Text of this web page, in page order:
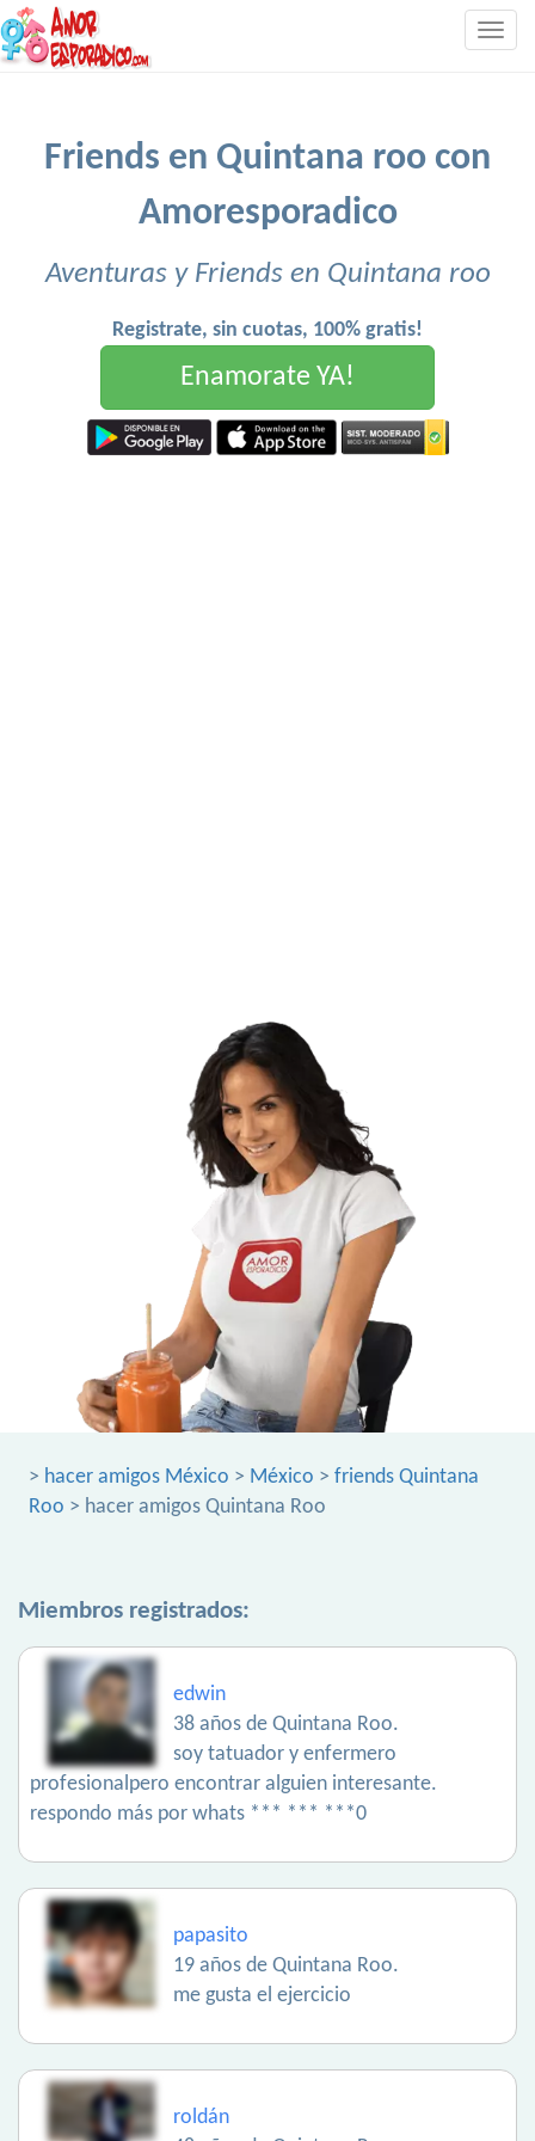
Friends en Quintana roo con
Amoresporadico
Aventuras y Friends en Quintana roo
Registrate, sin cuotas, 100% gratis!
Enamorate YA!
> hacer amigos México > México > friends Quintana
Roo > hacer amigos Quintana Roo
Miembros registrados:
edwin
38 años de Quintana Roo.
soy tatuador y enfermero
profesionalpero encontrar alguien interesante.
respondo más por whats *** *** ***0
papasito
19 años de Quintana Roo.
me gusta el ejercicio
roldán